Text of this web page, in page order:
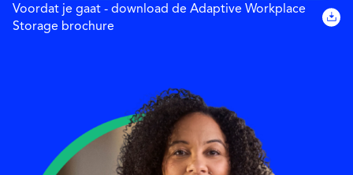
Voordat je gaat - download de Adaptive Workplace
Storage brochure